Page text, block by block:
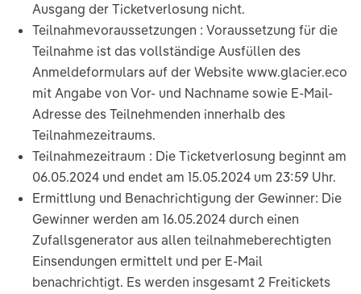
Ausgang der Ticketverlosung nicht.
Teilnahmevoraussetzungen : Voraussetzung für die
Teilnahme ist das vollständige Ausfüllen des
Anmeldeformulars auf der Website www.glacier.eco
mit Angabe von Vor- und Nachname sowie E-Mail-
Adresse des Teilnehmenden innerhalb des
Teilnahmezeitraums.
Teilnahmezeitraum : Die Ticketverlosung beginnt am
06.05.2024 und endet am 15.05.2024 um 23:59 Uhr.
Ermittlung und Benachrichtigung der Gewinner: Die
Gewinner werden am 16.05.2024 durch einen
Zufallsgenerator aus allen teilnahmeberechtigten
Einsendungen ermittelt und per E-Mail
benachrichtigt. Es werden insgesamt 2 Freitickets